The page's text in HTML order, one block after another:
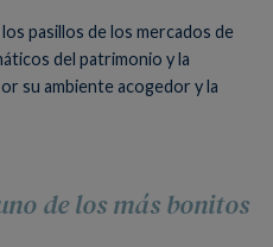
pasillos de los mercados de
del patrimonio y la
su ambiente acogedor y la
de los más bonitos